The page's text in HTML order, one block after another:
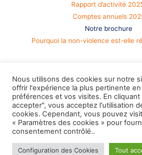
Rapport d’activité
Comptes annuels
Notre brochure
Pourquoi la non-violence est-elle
Nous utilisons des cookies sur notre
offrir l'expérience la plus pertinente
préférences et vos visites. En cliquant
accepter", vous acceptez l'utilisation
cookies. Cependant, vous pouvez
« Paramètres des cookies » pour
consentement contrôlé..
Configuration des Cookies Tout